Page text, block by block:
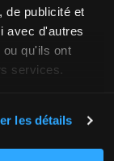
de publicité et
avec d'autres
qu'ils ont
services.
les détails